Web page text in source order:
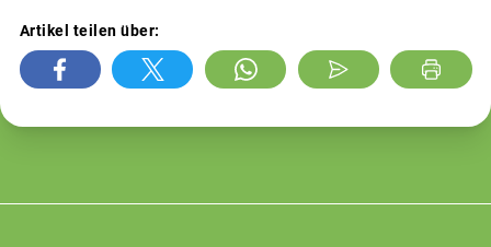
Artikel teilen über: